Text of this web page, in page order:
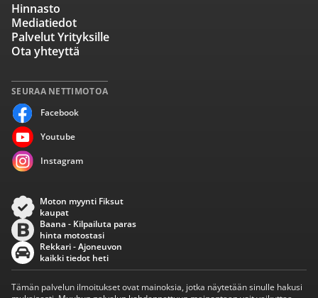
SEURAA NETTIMOTOA
Facebook
Youtube
Instagram
Hinnasto
Mediatiedot
Palvelut Yrityksille
Ota yhteyttä
Moton myynti Fiksut
kaupat
Baana - Kilpailuta paras
hinta motostasi
Rekkari - Ajoneuvon
kaikki tiedot heti
Tämän palvelun ilmoitukset ovat mainoksia, jotka näytetään sinulle hakusi